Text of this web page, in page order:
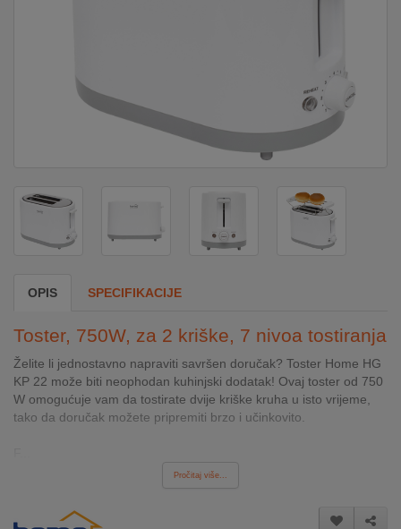
KLIMATIZACIJA
&
GAME
INTERNO
OPIS SPECIFIKACIJE
Toster, 750W, za 2 kriške, 7 nivoa tostiranja
Želite li jednostavno napraviti savršen doručak? Toster Home HG
KP 22 može biti neophodan kuhinjski dodatak! Ovaj toster od 750
W omogućuje vam da tostirate dvije kriške kruha u isto vrijeme,
tako da doručak možete pripremiti brzo i učinkovito.
Pročitaj više...